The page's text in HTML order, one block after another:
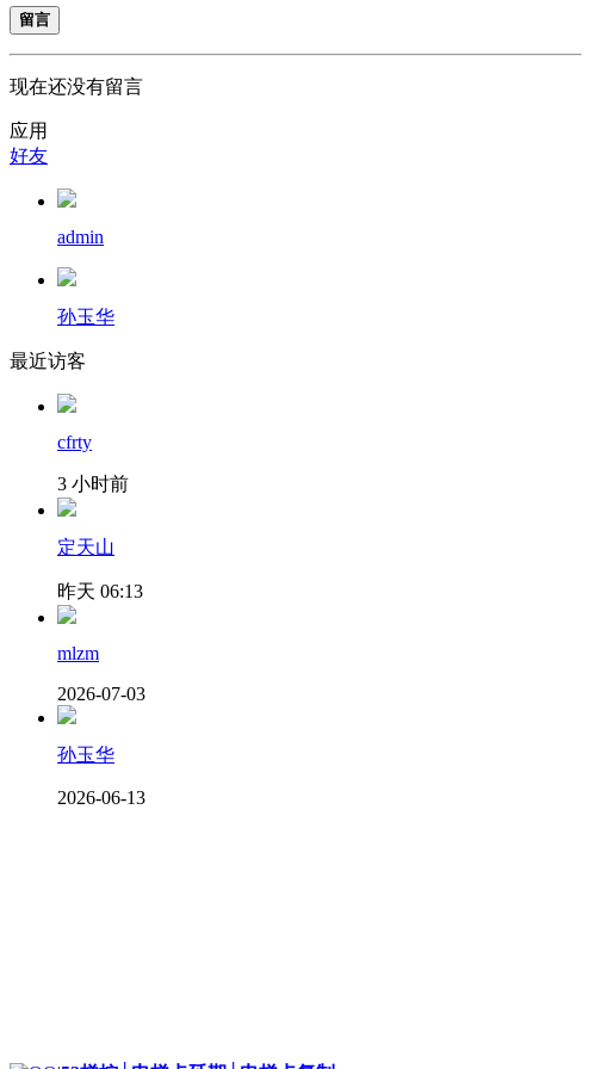
留言
现在还没有留言
应用
好友
admin
孙玉华
最近访客
cfrty
3 小时前
定天山
昨天 06:13
mlzm
2026-07-03
孙玉华
2026-06-13